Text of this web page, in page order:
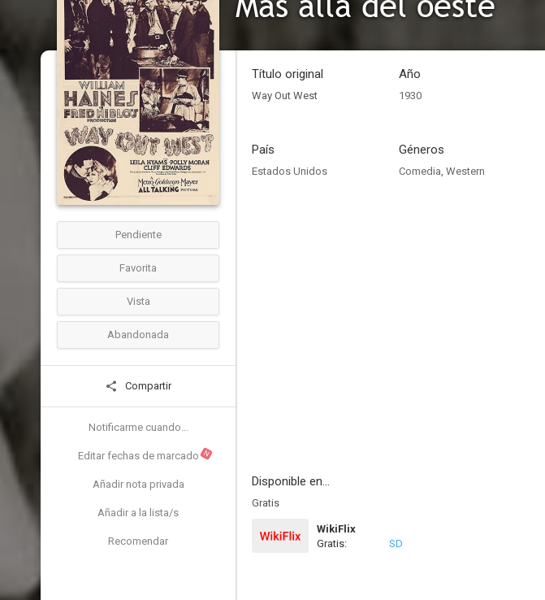
Pendiente
Favorita
Vista
Abandonada
Compartir
Notificarme cuando...
Editar fechas de marcado N
Añadir nota privada
Añadir a la lista/s
Recomendar
Título original
Way Out West
Año
1930
País
Estados Unidos
Géneros
Comedia, Western
Disponible en...
Gratis
WikiFlix
Gratis:
SD